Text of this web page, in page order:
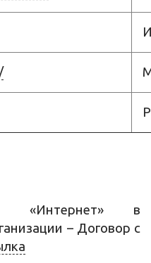
«Интернет» в
– Договор с